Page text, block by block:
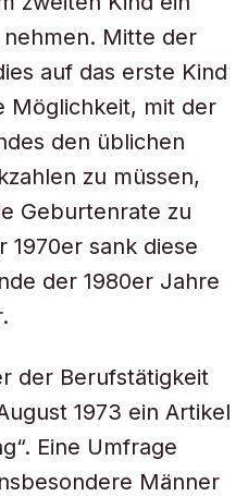
Mitte der
auf das erste Kind
Möglichkeit, mit der
den üblichen
zu müssen,
Geburtenrate zu
1970er sank diese
der 1980er Jahre
der Berufstätigkeit
1973 ein Artikel
Eine Umfrage
Männer